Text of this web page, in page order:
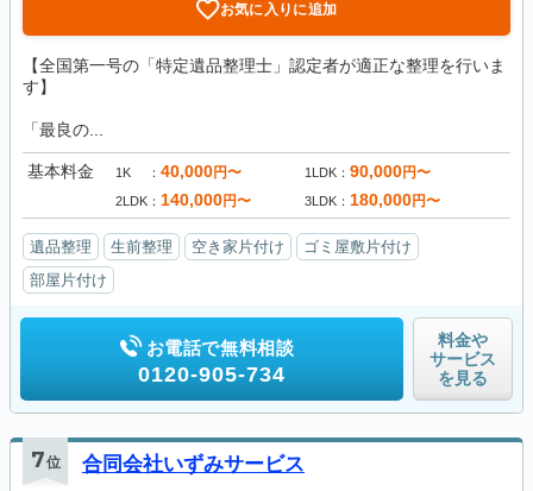
お気に入りに追加
【全国第一号の「特定遺品整理士」認定者が適正な整理を行いま
す】
「最良の...
基本料金 1K 40,000円〜 1LDK 90,000円〜
2LDK 140,000円〜 3LDK 180,000円〜
遺品整理 生前整理 空き家片付け
ゴミ屋敷片付け
部屋片付け
お電話で無料相談
0120-905-734
料金や
サービス
を見る
7位 合同会社いずみサービス